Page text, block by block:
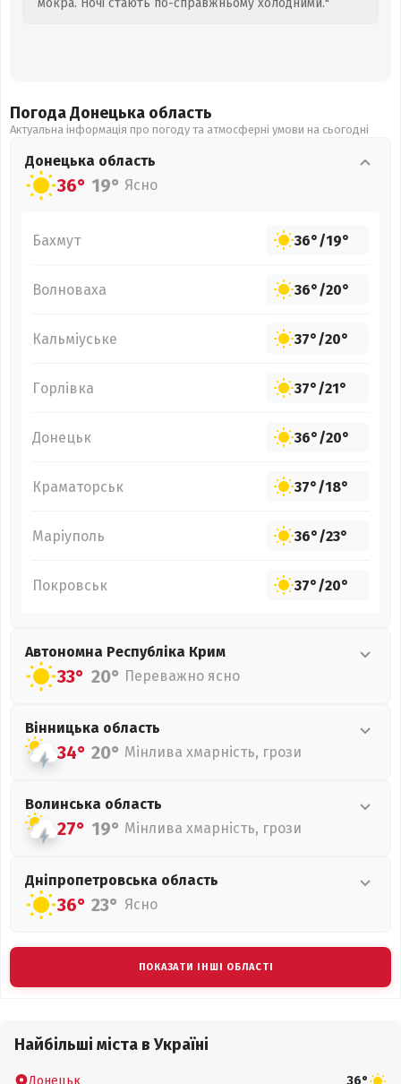
мокра. Ночі стають по-справжньому холодними."
Погода Донецька область
Актуальна інформація про погоду та атмосферні умови на сьогодні
Донецька область
36° 19° Ясно
Бахмут 36°/19°
Волноваха 36°/20°
Кальміуське 37°/20°
Горлівка 37°/21°
Донецьк 36°/20°
Краматорськ 37°/18°
Маріуполь 36°/23°
Покровськ 37°/20°
Автономна Республіка Крим
33° 20° Переважно ясно
Вінницька область
34° 20° Мінлива хмарність, грози
Волинська область
27° 19° Мінлива хмарність, грози
Дніпропетровська область
36° 23° Ясно
ПОКАЗАТИ ІНШІ ОБЛАСТІ
Найбільші міста в Україні
Донецьк 36°